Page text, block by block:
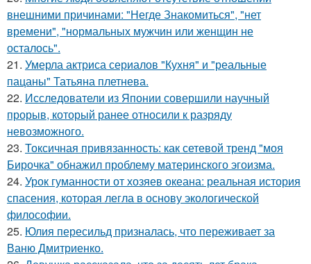
внешними причинами: "Негде Знакомиться", "нет
времени", "нормальных мужчин или женщин не
осталось".
21. Умерла актриса сериалов "Кухня" и "реальные
пацаны" Татьяна плетнева.
22. Исследователи из Японии совершили научный
прорыв, который ранее относили к разряду
невозможного.
23. Токсичная привязанность: как сетевой тренд "моя
Бирочка" обнажил проблему материнского эгоизма.
24. Урок гуманности от хозяев океана: реальная история
спасения, которая легла в основу экологической
философии.
25. Юлия пересильд призналась, что переживает за
Ваню Дмитриенко.